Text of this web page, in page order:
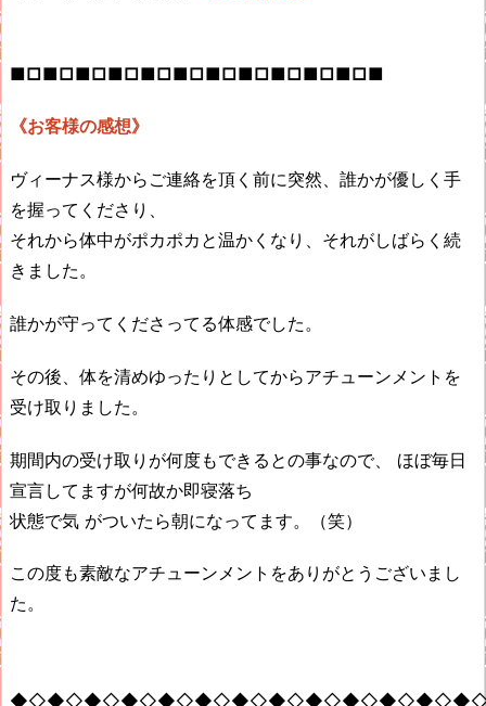
■□■□■□■□■□■□■□■□■□■□■□■
《お客様の感想》
ヴィーナス様からご連絡を頂く前に突然、誰かが優しく手
を握ってくださり、
それから体中がポカポカと温かくなり、それがしばらく続
きました。
誰かが守ってくださってる体感でした。
その後、体を清めゆったりとしてからアチューンメントを
受け取りました。
期間内の受け取りが何度もできるとの事なので、 ほぼ毎日
宣言してますが何故か即寝落ち
状態で気 がついたら朝になってます。（笑）
この度も素敵なアチューンメントをありがとうございまし
た。